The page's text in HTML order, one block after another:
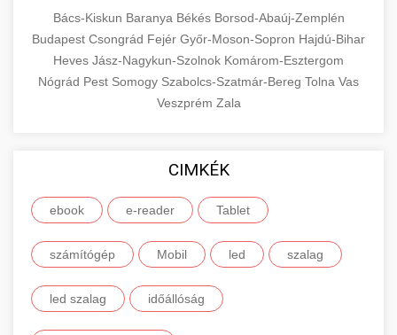
Bács-Kiskun Baranya Békés Borsod-Abaúj-Zemplén
Budapest Csongrád Fejér Győr-Moson-Sopron Hajdú-Bihar
Heves Jász-Nagykun-Szolnok Komárom-Esztergom
Nógrád Pest Somogy Szabolcs-Szatmár-Bereg Tolna Vas
Veszprém Zala
CIMKÉK
ebook e-reader Tablet
számítógép Mobil led szalag
led szalag időállóság